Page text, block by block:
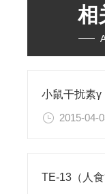
相
2015-04-
TE-13（人食